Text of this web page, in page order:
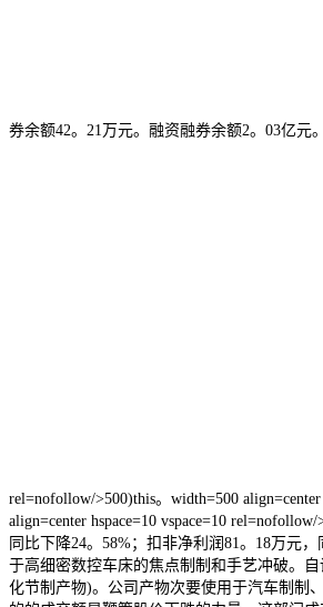
券余额42。21万元。融资融券余额2。03亿元。
rel=nofollow/>500)this。width=500
align=center hspace=10 vspace=10
同比下降24。58%；扣非净利润81。18万元
于高细密数控车床的焦点制制和手艺冲破。
化节制产物)。公司产物次要使用于汽车制制